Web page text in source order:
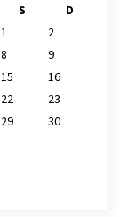
S
D
1
2
8
9
15
16
22
23
29
30